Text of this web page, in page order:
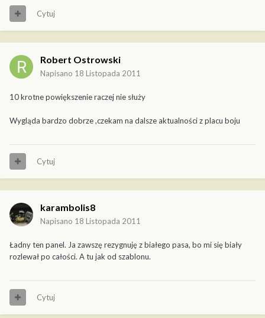
Cytuj
Robert Ostrowski
Napisano 18 Listopada 2011
10 krotne powiększenie raczej nie służy
Wygląda bardzo dobrze ,czekam na dalsze aktualności z placu boju
Cytuj
karambolis8
Napisano 18 Listopada 2011
Ładny ten panel. Ja zawszę rezygnuję z białego pasa, bo mi się biały
rozlewał po całości. A tu jak od szablonu.
Cytuj